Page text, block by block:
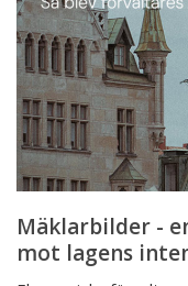
strid
mot
lagens
intention
Mäklarbilder -
mot lagens